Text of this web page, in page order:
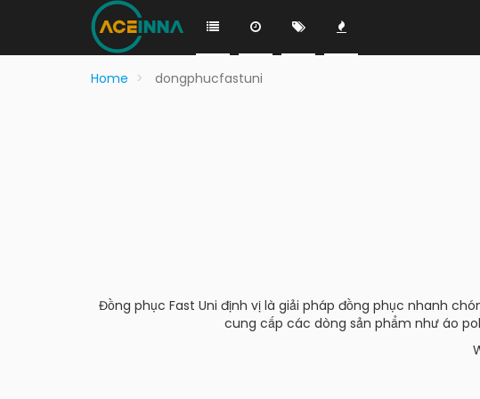
Home dongphucfastuni
Đồng phục Fast Uni định vị là giải pháp đồng phục nhanh
cung cấp các dòng sản phẩm như áo